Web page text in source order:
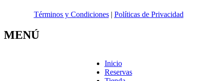
Términos y Condiciones| Políticas de Privacidad
MENÚ
Inicio
Reservas